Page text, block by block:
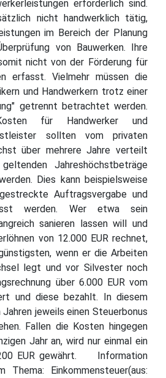
erforderlich sind.
nicht handwerklich tätig,
im Bereich der Planung
von Bauwerken. Ihre
nicht von der Förderung für
erfasst. Vielmehr müssen die
und Handwerkern trotz einer
getrennt betrachtet werden.
für Handwerker und
sollten vom privaten
über mehrere Jahre verteilt
Jahreshöchstbeträge
Dies kann beispielsweise
Auftragsvergabe und
werden. Wer etwa sein
sanieren lassen will und
von 12.000 EUR rechnet,
wenn er die Arbeiten
legt und vor Silvester noch
über 6.000 EUR vom
und diese bezahlt. In diesem
Jahren jeweils einen Steuerbonus
Fallen die Kosten hingegen
Jahr an, wird nur einmal ein
EUR gewährt. Information
Thema: Einkommensteuer(aus: